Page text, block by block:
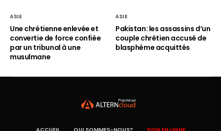
ASIE
Une chrétienne enlevée et
convertie de force confiée
par un tribunal à une
musulmane
ASIE
Pakistan: les assassins d’un
couple chrétien accusé de
blasphème acquittés
ACCUEIL QUI SOMMES-NOUS? DON EN LIGNE